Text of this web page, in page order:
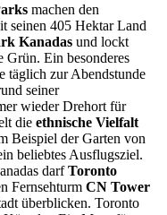
machen den
seinen 405 Hektar Land
Kanadas und lockt
Grün. Ein besonderes
täglich zur Abendstunde
seiner
wieder Drehort für
die ethnische Vielfalt
Beispiel der Garten von
beliebtes Ausflugsziel.
darfToronto
Fernsehturm CN Tower
überblicken. Toronto